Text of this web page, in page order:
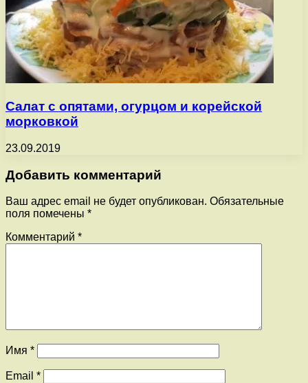
Салат с опятами, огурцом и корейской
морковкой
23.09.2019
Добавить комментарий
Ваш адрес email не будет опубликован. Обязательные
поля помечены *
Комментарий *
Имя *
Email *